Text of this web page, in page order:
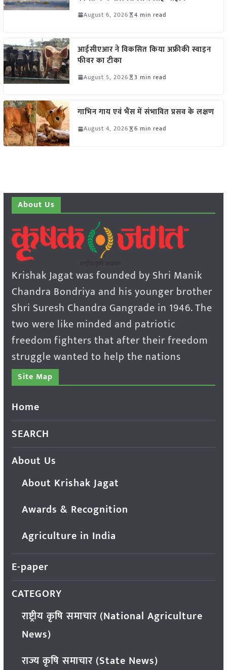
August 6, 2026 4 min read
आईसीएआर ने विकसित किया अफ्रीकी स्वाइन
फीवर का टीका
August 5, 2026 3 min read
गाभिन गाय एवं भैंस में संभावित प्रसव के लक्षण
August 4, 2026 6 min read
About Us
Krishak Jagat was founded by Shri Manik
Chandra Bondriya and his younger brother
Shri Suresh Chandra Gangrade in 1946. The
two were like minded and patriotic
freedom fighters that after their freedom
struggle wanted to help the nations
Site Map
Home
SEARCH
About Us
About Krishak Jagat
Awards & Recognition
Agriculture in India
E-paper
CATEGORY
राष्ट्रीय कृषि समाचार (National Agriculture
News)
राज्य कृषि समाचार (State News)